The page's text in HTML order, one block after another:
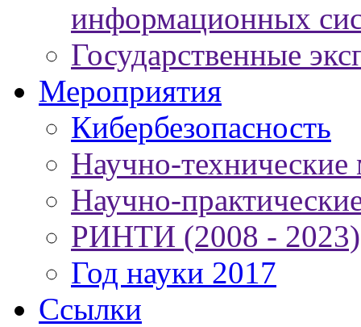
информационных
Государственные
Мероприятия
Кибербезопасность
Научно-технические
Научно-
РИНТИ (2008 - 2023)
Год науки 2017
Ссылки